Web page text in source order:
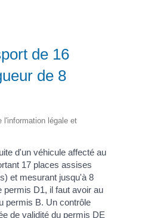
de 16
de 8
l'information légale et
d'un véhicule affecté au
17 places assises
et mesurant jusqu'à 8
permis D1, il faut avoir au
permis B. Un contrôle
de validité du permis DE